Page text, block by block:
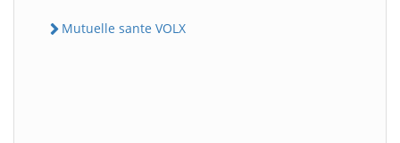
Mutuelle sante VOLX